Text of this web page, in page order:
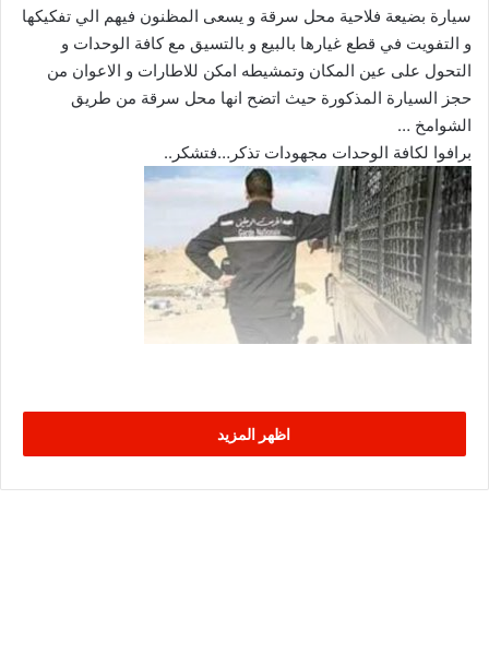
سيارة بضيعة فلاحية محل سرقة و يسعى المظنون فيهم الي تفكيكها
و التفويت في قطع غيارها بالبيع و بالتسيق مع كافة الوحدات و
التحول على عين المكان وتمشيطه امكن للاطارات و الاعوان من
حجز السيارة المذكورة حيث اتضح انها محل سرقة من طريق
الشوامخ …
برافوا لكافة الوحدات مجهودات تذكر…فتشكر..
اظهر المزيد